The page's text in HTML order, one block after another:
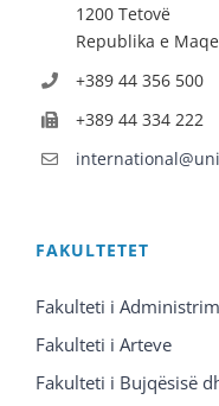
1200 Tetovë
Republika e
+389 44 356 500
+389 44 334 222
FAKULTETET
Fakulteti i
Fakulteti i Arteve
Fakulteti i Bujqësisë